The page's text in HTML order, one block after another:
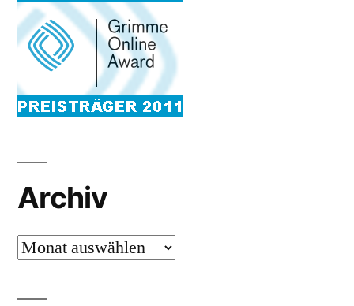
Archiv
Archiv